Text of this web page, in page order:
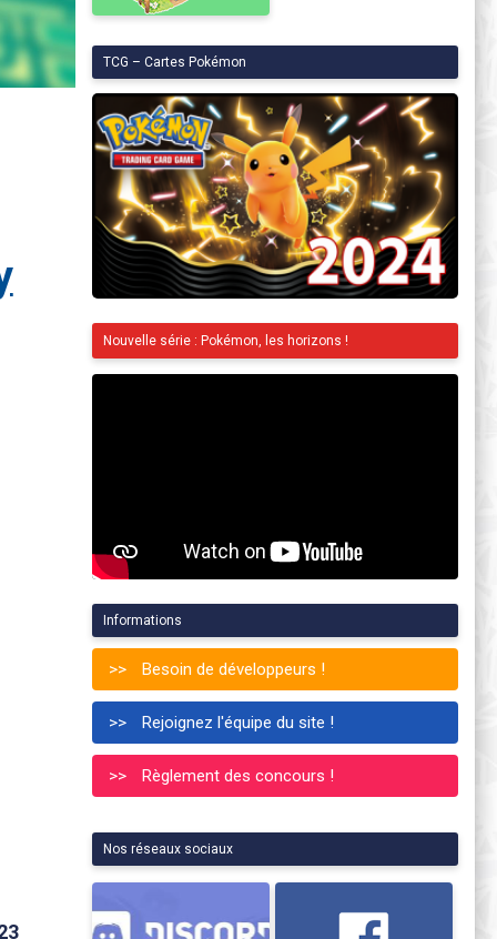
TCG – Cartes Pokémon
Nouvelle série : Pokémon, les horizons !
Informations
Besoin de développeurs !
Rejoignez l'équipe du site !
Règlement des concours !
Nos réseaux sociaux